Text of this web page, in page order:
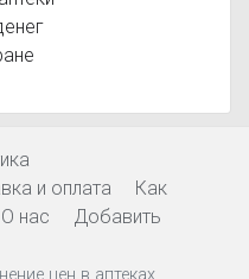
и оплата
Как
О нас
Добавить
цен в аптеках